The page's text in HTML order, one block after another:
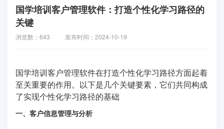
国学培训客户管理软件：打造个性化学习路径的
关键
浏览数：643 发布时间：2024-10-19
国学培训客户管理软件在打造个性化学习路径方面起着
至关重要的作用。以下是几个关键要素，它们共同构成
了实现个性化学习路径的基础
一、客户信息管理与分析